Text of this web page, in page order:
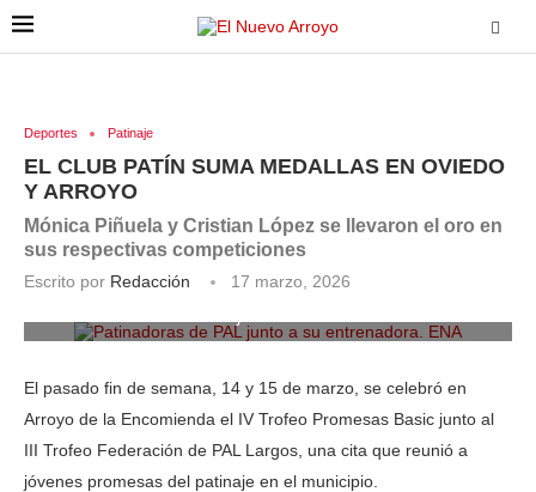
Deportes Patinaje
EL CLUB PATÍN SUMA MEDALLAS EN OVIEDO
Y ARROYO
Mónica Piñuela y Cristian López se llevaron el oro en
sus respectivas competiciones
Escrito por Redacción
17 marzo, 2026
El pasado fin de semana, 14 y 15 de marzo, se celebró en
Arroyo de la Encomienda el IV Trofeo Promesas Basic junto al
III Trofeo Federación de PAL Largos, una cita que reunió a
jóvenes promesas del patinaje en el municipio.